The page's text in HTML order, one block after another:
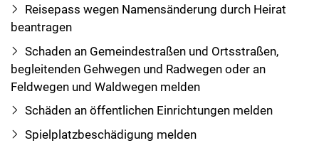
Reisepass wegen Namensänderung durch Heirat
beantragen
Schaden an Gemeindestraßen und Ortsstraßen,
begleitenden Gehwegen und Radwegen oder an
Feldwegen und Waldwegen melden
Schäden an öffentlichen Einrichtungen melden
Spielplatzbeschädigung melden